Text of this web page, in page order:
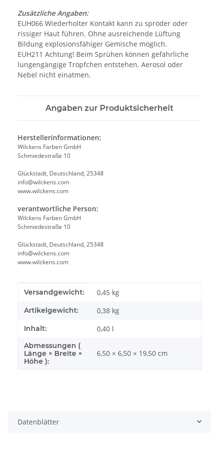
Zusätzliche Angaben:
EUH066 Wiederholter Kontakt kann zu spröder oder
rissiger Haut führen. Ohne ausreichende Lüftung
Bildung explosionsfähiger Gemische möglich.
EUH211 Achtung! Beim Sprühen können gefährliche
lungengängige Tröpfchen entstehen. Aerosol oder
Nebel nicht einatmen.
Angaben zur Produktsicherheit
Herstellerinformationen:
Wilckens Farben GmbH
Schmiedestraße 10
Glückstadt, Deutschland, 25348
info@wilckens.com
www.wilckens.com
verantwortliche Person:
Wilckens Farben GmbH
Schmiedestraße 10
Glückstadt, Deutschland, 25348
info@wilckens.com
www.wilckens.com
Produkteigenschaft
Wert
Versandgewicht: 0,45 kg
Artikelgewicht: 0,38 kg
Inhalt: 0,40 l
Abmessungen (
Länge × Breite ×
Höhe ):
6,50 × 6,50 × 19,50 cm
Datenblätter